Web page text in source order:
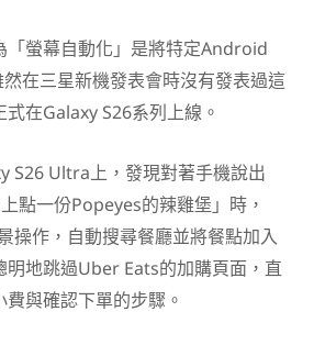
「螢幕自動化」是將特定Android
在三星新機發表會時沒有發表過這
在Galaxy S26系列上線。
S26 Ultra上，發現對著手機說出
點一份Popeyes的辣雞堡」時，
操作，自動搜尋餐廳並將餐點加入
明地跳過Uber Eats的加購頁面，直
與確認下單的步驟。